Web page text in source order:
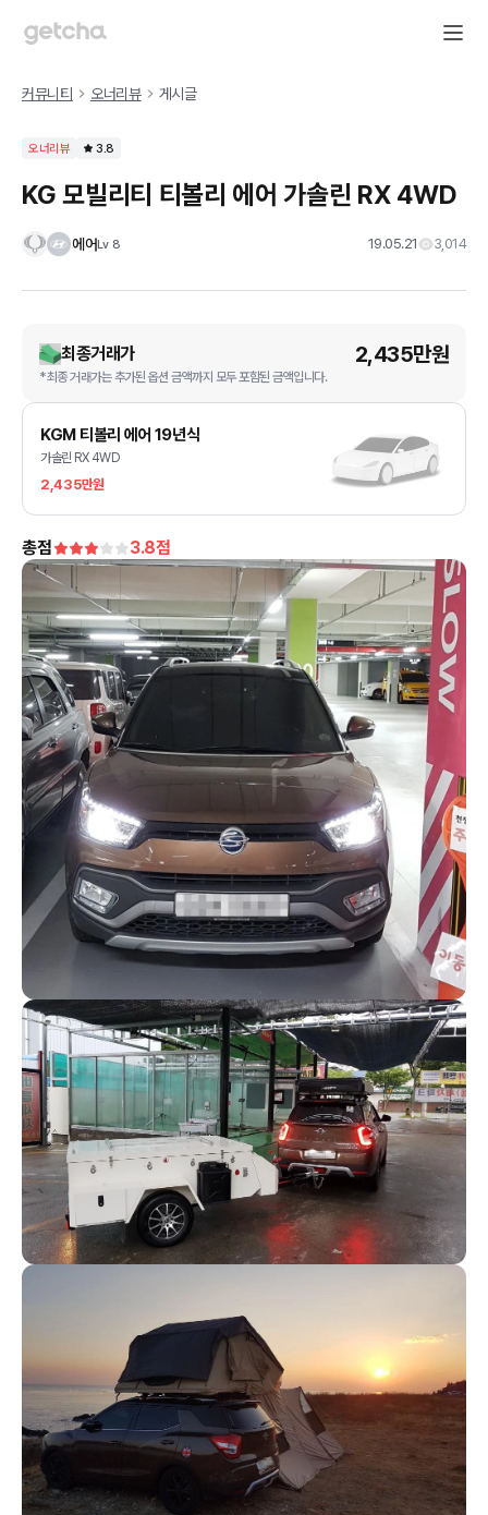
커뮤니티 오너리뷰 게시글
오너리뷰 3.8
KG 모빌리티 티볼리 에어 가솔린 RX 4WD
에어Lv 8 19.05.21 3,014
최종거래가 2,435만원
*최종 거래가는 추가된 옵션 금액까지 모두 포함된 금액입니다.
KGM 티볼리 에어 19년식
가솔린 RX 4WD
2,435만원
총점 3.8점